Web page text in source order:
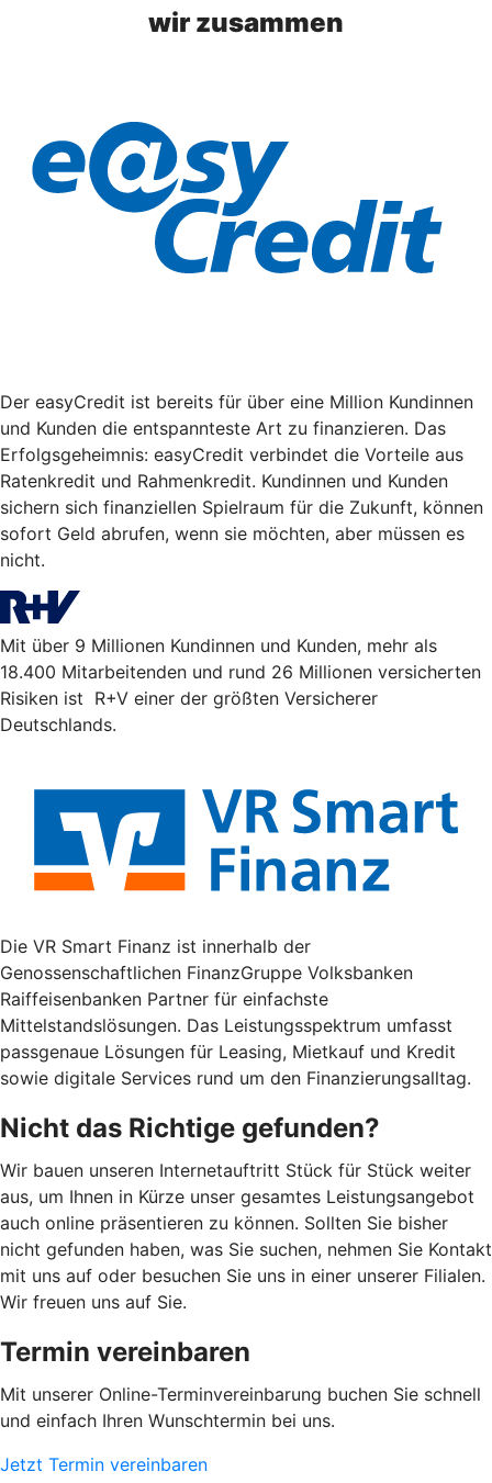
wir zusammen
Der easyCredit ist bereits für über eine Million Kundinnen
und Kunden die entspannteste Art zu finanzieren. Das
Erfolgsgeheimnis: easyCredit verbindet die Vorteile aus
Ratenkredit und Rahmenkredit. Kundinnen und Kunden
sichern sich finanziellen Spielraum für die Zukunft, können
sofort Geld abrufen, wenn sie möchten, aber müssen es
nicht.
Mit über 9 Millionen Kundinnen und Kunden, mehr als
18.400 Mitarbeitenden und rund 26 Millionen versicherten
Risiken ist R+V einer der größten Versicherer
Deutschlands.
Die VR Smart Finanz ist innerhalb der
Genossenschaftlichen FinanzGruppe Volksbanken
Raiffeisenbanken Partner für einfachste
Mittelstandslösungen. Das Leistungsspektrum umfasst
passgenaue Lösungen für Leasing, Mietkauf und Kredit
sowie digitale Services rund um den Finanzierungsalltag.
Nicht das Richtige gefunden?
Wir bauen unseren Internetauftritt Stück für Stück weiter
aus, um Ihnen in Kürze unser gesamtes Leistungsangebot
auch online präsentieren zu können. Sollten Sie bisher
nicht gefunden haben, was Sie suchen, nehmen Sie Kontakt
mit uns auf oder besuchen Sie uns in einer unserer Filialen.
Wir freuen uns auf Sie.
Termin vereinbaren
Mit unserer Online-Terminvereinbarung buchen Sie schnell
und einfach Ihren Wunschtermin bei uns.
Jetzt Termin vereinbaren